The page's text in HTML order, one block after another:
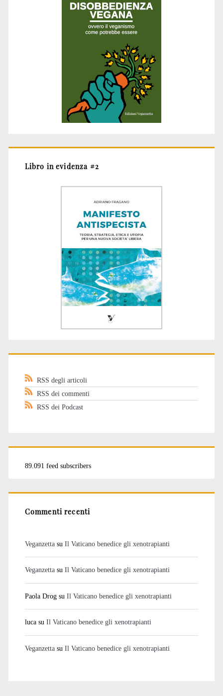
Libro in evidenza #2
RSS degli articoli
RSS dei commenti
RSS dei Podcast
89.091 feed subscribers
Commenti recenti
Veganzettasu Il Vaticano benedice gli xenotrapianti
Veganzettasu Il Vaticano benedice gli xenotrapianti
Paola Drogsu Il Vaticano benedice gli xenotrapianti
lucasu Il Vaticano benedice gli xenotrapianti
Veganzettasu Il Vaticano benedice gli xenotrapianti